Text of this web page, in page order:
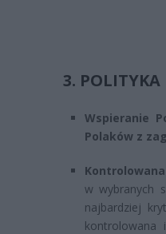
3. POLITYKA
Wspieranie
Polaków z
w wybranych
najbardziej
kontrolowana